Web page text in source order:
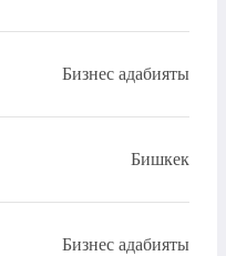
Бизнес адабияты
Бишкек
Бизнес адабияты